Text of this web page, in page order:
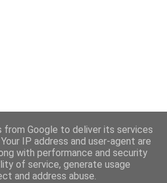
from Google to deliver its services
IP address and user-agent are
with performance and security
of service, generate usage
and address abuse.